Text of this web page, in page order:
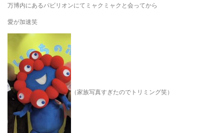
万博内にあるパビリオンにてミャクミャクと会ってから
愛が加速笑
（家族写真すぎたのでトリミング笑）